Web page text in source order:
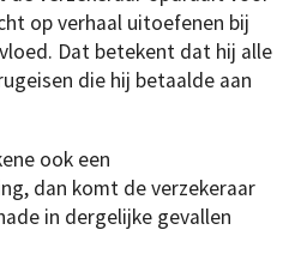
op verhaal uitoefenen bij
Dat betekent dat hij alle
die hij betaalde aan
ook een
dan komt de verzekeraar
in dergelijke gevallen